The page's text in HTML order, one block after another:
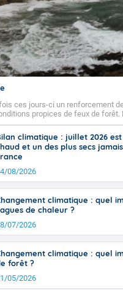
Fermer
ces jours-ci un renforcement
propices de feux de
sont ses caractéristiques ?
de secteur nord-ouest à
qui part du Roussillon à la
L’étymologie de ce vent vient
des monts, en allusion aux
vent.
climatique : juillet 2026
et un des plus secs
08/2026
climatique : quel
de chaleur ?
07/2026
climatique : quel
forêt ?
05/2026